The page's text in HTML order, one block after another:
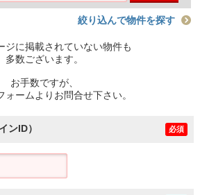
タ
絞り込んで物件を探す
ジに掲載されていない物件も
多数ございます。
お手数ですが、
ォームよりお問合せ下さい。
ンID） 必須